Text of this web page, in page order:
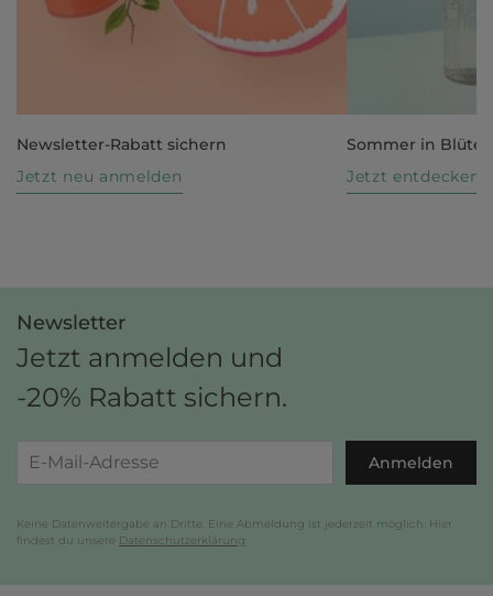
Newsletter-Rabatt sichern
Jetzt neu anmelden
Sommer in Blüte
Jetzt entdecken
Newsletter
Jetzt anmelden und
-20% Rabatt sichern.
Anmelden
Keine Datenweitergabe an Dritte. Eine Abmeldung ist jederzeit möglich. Hier
findest du unsere Datenschutzerklärung